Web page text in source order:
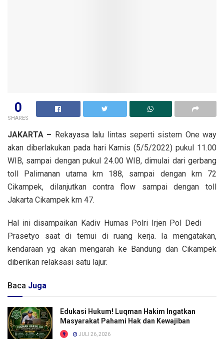
0
SHARES
JAKARTA – Rekayasa lalu lintas seperti sistem One way
akan diberlakukan pada hari Kamis (5/5/2022) pukul 11.00
WIB, sampai dengan pukul 24.00 WIB, dimulai dari gerbang
toll Palimanan utama km 188, sampai dengan km 72
Cikampek, dilanjutkan contra flow sampai dengan toll
Jakarta Cikampek km 47.
Hal ini disampaikan Kadiv Humas Polri Irjen Pol Dedi
Prasetyo saat di temui di ruang kerja. Ia mengatakan,
kendaraan yg akan mengarah ke Bandung dan Cikampek
diberikan relaksasi satu lajur.
Baca Juga
Edukasi Hukum! Luqman Hakim Ingatkan
Masyarakat Pahami Hak dan Kewajiban
JULI 26, 2026